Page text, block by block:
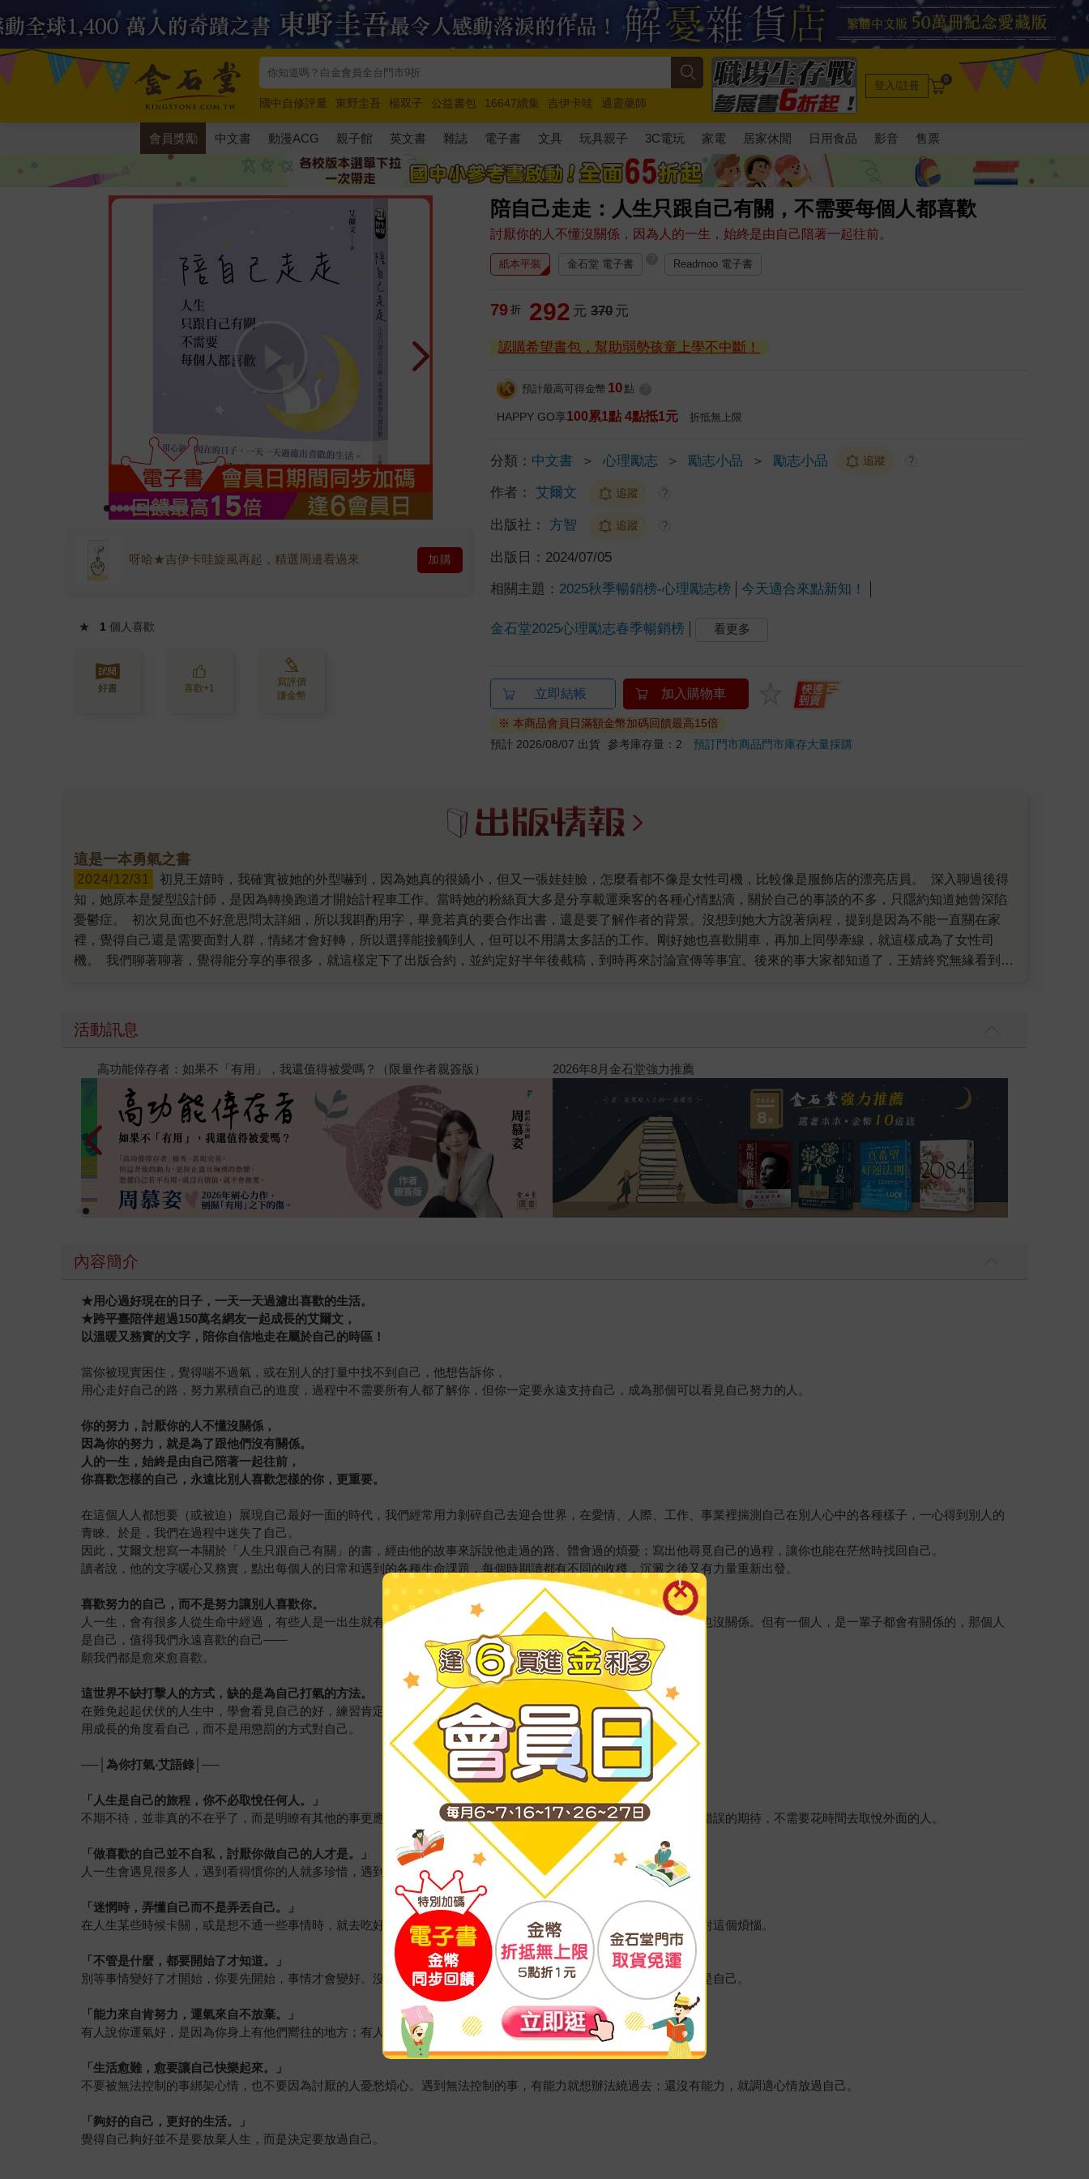
國中自修評量 東野圭吾 楊双子 公益書包 16647續集 吉伊卡哇
通靈藥師
唯紅花綻放
奧德賽 路邊攤新作 馬斯克 玩具總動員5 超慢跑
登入/註冊 0
會員獎勵 中文書 動漫ACG 親子館 英文書 雜誌 電子書 文具 玩具親子 3C電玩 家電 居家休閒 日用食品 影音 售票
陪自己走走：人生只跟自己有關，不需要每個人都喜歡
討厭你的人不懂沒關係，因為人的一生，始終是由自己陪著一起往前。
呀哈★吉伊卡哇旋風再起，精選周邊看過來 加購
★ 1 個人喜歡
好書 喜歡+1
寫評價
賺金幣
紙本平裝 金石堂 電子書 Readmoo 電子書
79 折 292 元 370 元
認購希望書包，幫助弱勢孩童上學不中斷！
預計最高可得金幣 10 點
HAPPY GO享100累1點 4點抵1元 折抵無上限
分類： 中文書 ＞ 心理勵志 ＞ 勵志小品 ＞ 勵志小品 追蹤 ?
作者： 艾爾文 追蹤 ?
出版社： 方智 追蹤 ?
出版日： 2024/07/05
相關主題： 2025秋季暢銷榜-心理勵志榜 今天適合來點新知！
金石堂2025心理勵志春季暢銷榜 看更多
立即結帳 加入購物車
※ 本商品會員日滿額金幣加碼回饋最高15倍
預計 2026/08/07 出貨 參考庫存量：2預訂門市商品門市庫存大量採購
這是一本勇氣之書
2024/12/31
知，她原本是髮型設計師，是因為轉換跑道才開始計程車工作。當時她的粉絲頁大多是分享載運乘客的各種心情點滴，關於自己的事談的不多，只隱約知道她曾深陷
憂鬱症。 初次見面也不好意思問太詳細，所以我斟酌用字，畢竟若真的要合作出書，還是要了解作者的背景。沒想到她大方說著病程，提到是因為不能一直關在家
裡，覺得自己還是需要面對人群，情緒才會好轉，所以選擇能接觸到人，但可以不用講太多話的工作。剛好她也喜歡開車，再加上同學牽線，就這樣成為了女性司
機。 我們聊著聊著，覺得能分享的事很多，就這樣定下了出版合約，並約定好半年後截稿，到時再來討論宣傳等事宜。後來的事大家都知道了，王婧終究無緣看到本
現強大正能量，就算只是透過文字，我相信還是能幫助有需要的人。 不論你是對計程車行業有興趣，想了解女性司機的日常，或單純只是人生感到迷惘、不安，想尋
找新方向，我都推薦你可以閱讀這本書。套句推薦人王國春老師所說的：「並不是每個人都願意寫，也不是每個人都有能力寫，這樣的自我揭露，是需要非常大的勇
氣，所以，我稱這本書為勇氣之書。」 願王婧的勇氣能鼓舞你，度過黑暗，看見光明。
活動訊息
閱讀漫遊錄-2026上半年暢銷榜 高功能倖存者：如果不「有用」，我還值得被愛嗎？（限量作者親簽版）
內容簡介
★ 用心過好現在的日子，一天一天過濾出喜歡的生活。
★跨平臺陪伴超過150萬名網友一起成長的艾爾文，
以溫暖又務實的文字，陪你自信地走在屬於自己的時區！
當你被現實困住，覺得喘不過氣，或在別人的打量中找不到自己，他想告訴你，
用心走好自己的路，努力累積自己的進度，過程中不需要所有人都了解你，但你一定要永遠支持自己，成為那個可以看見自己努力的人。
你的努力，討厭你的人不懂沒關係，
因為你的努力，就是為了跟他們沒有關係。
人的一生，始終是由自己陪著一起往前，
你喜歡怎樣的自己，永遠比別人喜歡怎樣的你，更重要。
在這個人人都想要（或被迫）展現自己最好一面的時代，我們經常用力剝碎自己去迎合世界，在愛情、人際、工作、事業裡揣測自己在別人心中的各種樣子，一心得到別人的
青睞。於是，我們在過程中迷失了自己。
因此，艾爾文想寫一本關於「人生只跟自己有關」的書，經由他的故事來訴說他走過的路、體會過的煩憂；寫出他尋覓自己的過程，讓你也能在茫然時找回自己。
讀者說，他的文字暖心又務實，點出每個人的日常和遇到的各種生命課題，每個時期讀都有不同的收穫，沉澱之後又有力量重新出發。
喜歡努力的自己，而不是努力讓別人喜歡你。
人一生，會有很多人從生命中經過，有些人是一出生就有關係，有些人在成長過程連結了關係，有些人則是沒了關係也沒關係。但有一個人，是一輩子都會有關係的，那個人
是自己，值得我們永遠喜歡的自己——
願我們都是愈來愈喜歡。
這世界不缺打擊人的方式，缺的是為自己打氣的方法。
在難免起起伏伏的人生中，學會看見自己的好，練習肯定自己的付出，
用成長的角度看自己，而不是用懲罰的方式對自己。
──│為你打氣‧艾語錄│──
「 人生是自己的旅程，你不必取悅任何人 。」
不期不待，並非真的不在乎了，而是明瞭有其他的事更應該在乎。知道人生就是一段自己的旅程，不用對這世界抱著錯誤的期待，不需要花時間去取悅外面的人。
「做喜歡的自己並不自私，討厭你做自己的人才是。」
人一生會遇見很多人，遇到看得慣你的人就多珍惜，遇到看不慣你的，沒了關係真的沒關係。
「迷惘時，弄懂自己而不是弄丟自己。
」
在人生某些時候卡關，或是想不通一些事情時，就去吃好、睡好，做一些會讓自己快樂的事，等到有力氣時再回來面對這個煩惱。
「不管是什麼，都要開始了才知道。
」
別等事情變好了才開始，你要先開始，事情才會變好。沒有人清楚自己的潛力到底在哪裡，能夠畫下界線的人，永遠是自己。
「能力來自肯努力，運氣來自不放棄。
」
有人說你運氣好，是因為你身上有他們嚮往的地方；有人說你不夠格，是因為你正走在他們的前方。
「生活愈難，愈要讓自己快樂起來。
」
不要被無法控制的事綁架心情，也不要因為討厭的人憂愁煩心。遇到無法控制的事，有能力就想辦法繞過去；還沒有能力，就調適心情放過自己。
「夠好的自己，更好的生活。
」
覺得自己夠好並不是要放棄人生，而是決定要放過自己。